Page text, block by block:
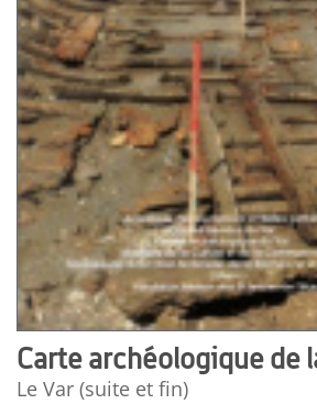
Carte archéologique de
Le Var (suite et fin)